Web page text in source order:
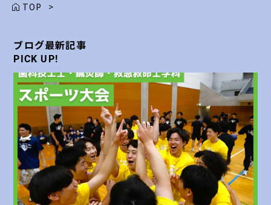
TOP >
ブログ最新記事
PICK UP!
ブログ最新記事
PICK UP!
ブログ最新記事
PICK UP!
ブログ最新記事
PICK UP!
ブログ最新記事
PICK UP!